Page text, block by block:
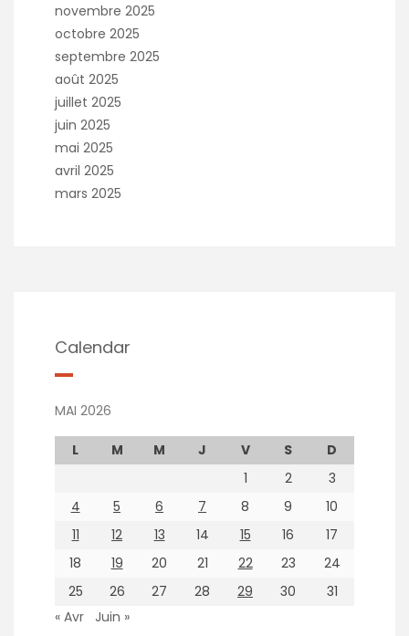
novembre 2025
octobre 2025
septembre 2025
août 2025
juillet 2025
juin 2025
mai 2025
avril 2025
mars 2025
Calendar
MAI 2026
L M M J V S
D
1
2
3
4
5 6 7 8 9
10
11
12 13 14 15 16
17
18
19 20 21 22 23
24
25
26 27 28 29 30
31
« Avr
Juin »